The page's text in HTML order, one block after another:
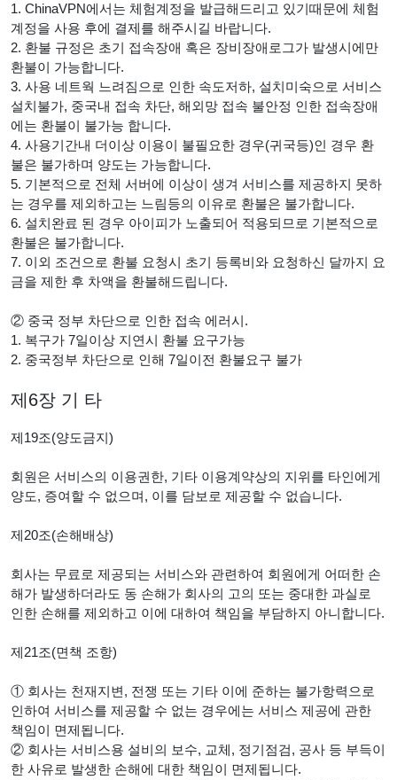
1. ChinaVPN에서는 체험계정을 발급해드리고 있기때문에 체험
계정을 사용 후에 결제를 해주시길 바랍니다.
2. 환불 규정은 초기 접속장애 혹은 장비장애로그가 발생시에만
환불이 가능합니다.
3. 사용 네트웍 느려짐으로 인한 속도저하, 설치미숙으로 서비스
설치불가, 중국내 접속 차단, 해외망 접속 불안정 인한 접속장애
에는 환불이 불가능 합니다.
4. 사용기간내 더이상 이용이 불필요한 경우(귀국등)인 경우 환
불은 불가하며 양도는 가능합니다.
5. 기본적으로 전체 서버에 이상이 생겨 서비스를 제공하지 못하
는 경우를 제외하고는 느림등의 이유로 환불은 불가합니다.
6. 설치완료 된 경우 아이피가 노출되어 적용되므로 기본적으로
환불은 불가합니다.
7. 이외 조건으로 환불 요청시 초기 등록비와 요청하신 달까지 요
금을 제한 후 차액을 환불해드립니다.
② 중국 정부 차단으로 인한 접속 에러시.
1. 복구가 7일이상 지연시 환불 요구가능
2. 중국정부 차단으로 인해 7일이전 환불요구 불가
제6장 기 타
제19조(양도금지)
회원은 서비스의 이용권한, 기타 이용계약상의 지위를 타인에게
양도, 증여할 수 없으며, 이를 담보로 제공할 수 없습니다.
제20조(손해배상)
회사는 무료로 제공되는 서비스와 관련하여 회원에게 어떠한 손
해가 발생하더라도 동 손해가 회사의 고의 또는 중대한 과실로
인한 손해를 제외하고 이에 대하여 책임을 부담하지 아니합니다.
제21조(면책 조항)
① 회사는 천재지변, 전쟁 또는 기타 이에 준하는 불가항력으로
인하여 서비스를 제공할 수 없는 경우에는 서비스 제공에 관한
책임이 면제됩니다.
② 회사는 서비스용 설비의 보수, 교체, 정기점검, 공사 등 부득이
한 사유로 발생한 손해에 대한 책임이 면제됩니다.